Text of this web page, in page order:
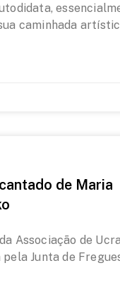
caminhada
de Maria
Associação de
Junta de